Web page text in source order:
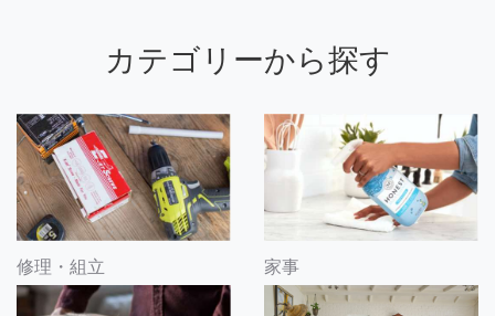
カテゴリーから探す
修理・組立 家事